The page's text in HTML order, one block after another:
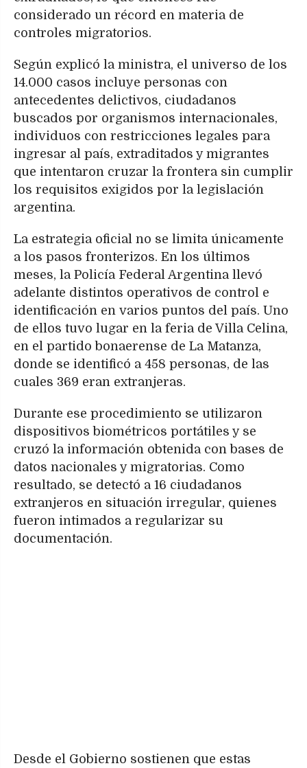
considerado un récord en materia de
controles migratorios.
Según explicó la ministra, el universo de los
14.000 casos incluye personas con
antecedentes delictivos, ciudadanos
buscados por organismos internacionales,
individuos con restricciones legales para
ingresar al país, extraditados y migrantes
que intentaron cruzar la frontera sin cumplir
los requisitos exigidos por la legislación
argentina.
La estrategia oficial no se limita únicamente
a los pasos fronterizos. En los últimos
meses, la Policía Federal Argentina llevó
adelante distintos operativos de control e
identificación en varios puntos del país. Uno
de ellos tuvo lugar en la feria de Villa Celina,
en el partido bonaerense de La Matanza,
donde se identificó a 458 personas, de las
cuales 369 eran extranjeras.
Durante ese procedimiento se utilizaron
dispositivos biométricos portátiles y se
cruzó la información obtenida con bases de
datos nacionales y migratorias. Como
resultado, se detectó a 16 ciudadanos
extranjeros en situación irregular, quienes
fueron intimados a regularizar su
documentación.
Desde el Gobierno sostienen que estas